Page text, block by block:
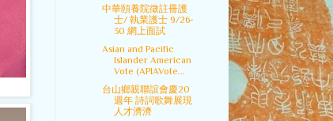
中華頤養院徵註冊護
士/ 執業護士 9/26-
30 網上面試
Asian and Pacific
Islander American
Vote (APIAVote...
台山鄉親聯誼會慶20
週年 詩詞歌舞展現
人才濟濟